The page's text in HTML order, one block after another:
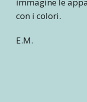
con i colori.
E.M.